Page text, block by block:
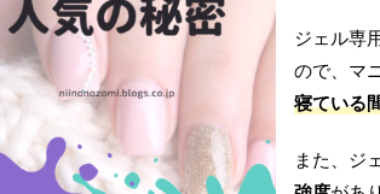
ジェル専
ので、マ
寝ている
また、ジ